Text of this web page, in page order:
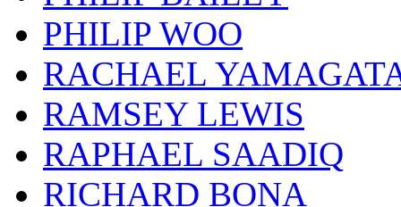
PHILIP WOO
RACHAEL
RAMSEY LEWIS
RAPHAEL SAADIQ
RICHARD BONA